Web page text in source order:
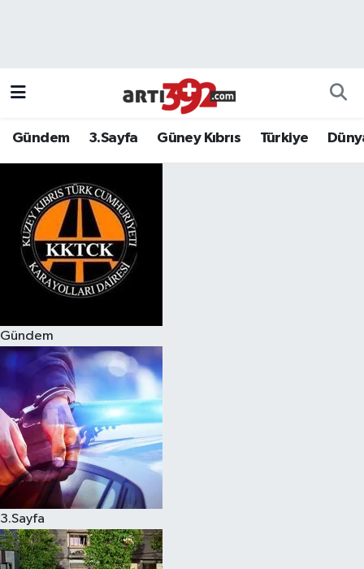
Gündem 3.Sayfa Güney Kıbrıs Türkiye
Gündem
3.Sayfa